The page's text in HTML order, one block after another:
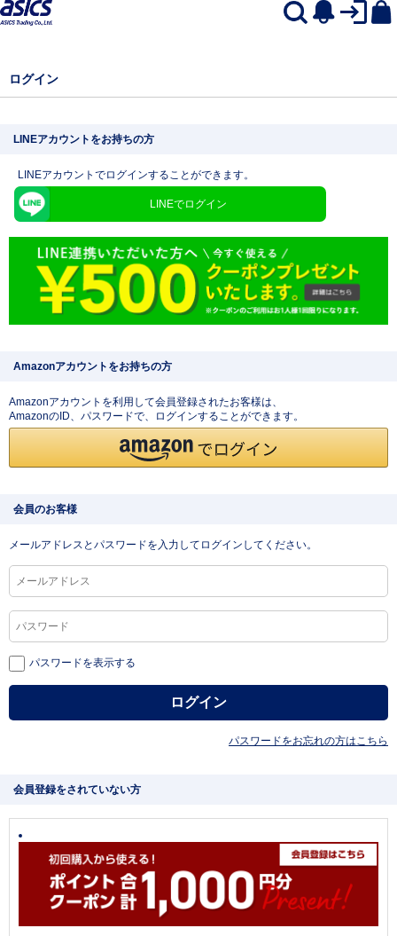
ログイン
LINEアカウントをお持ちの方
LINEアカウントでログインすることができます。
LINEでログイン
Amazonアカウントをお持ちの方
Amazonアカウントを利用して会員登録されたお客様は、
AmazonのID、パスワードで、ログインすることができます。
会員のお客様
メールアドレスとパスワードを入力してログインしてください。
パスワードを表示する
パスワードをお忘れの方はこちら
会員登録をされていない方